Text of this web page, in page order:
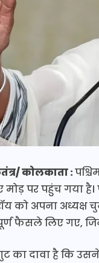
कोलकाता :
पर पहुंच गया है।
को अपना अध्यक्ष
फैसले लिए गए,
का दावा है कि